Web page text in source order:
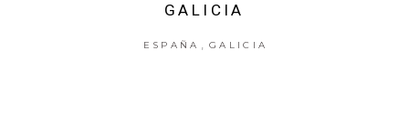
GALICIA
ESPAÑA , GALICIA